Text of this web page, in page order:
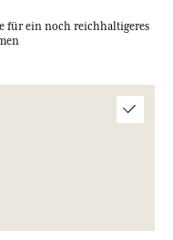
für ein noch reichhaltigeres